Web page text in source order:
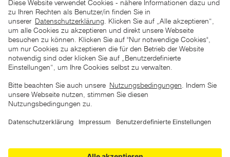
*der "statt"-Preis ist der niedrigste von uns in den letzten 30
Tagen vor Beginn dieser Aktion verlangte Preis
unter den UVP Preisen auf dieser Website sind die
zu verstehen
Copyright © 2026 ZGONC. Alle Rechte vorbehalten.